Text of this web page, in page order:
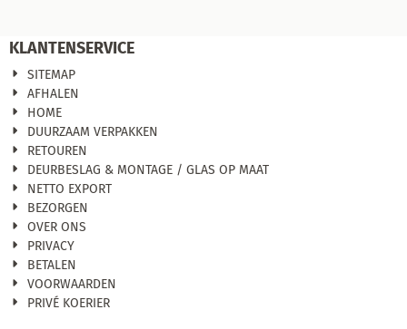
KLANTENSERVICE
SITEMAP
AFHALEN
HOME
DUURZAAM VERPAKKEN
RETOUREN
DEURBESLAG & MONTAGE / GLAS OP MAAT
NETTO EXPORT
BEZORGEN
OVER ONS
PRIVACY
BETALEN
VOORWAARDEN
PRIVÉ KOERIER